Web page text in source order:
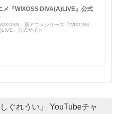
メ『WIXOSS DIVA(A)LIVE』公式
」新アニメシリーズ『WIXOSS
』公式サイト
ぐれうい』 YouTubeチャ